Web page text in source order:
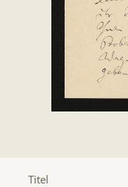
Titel